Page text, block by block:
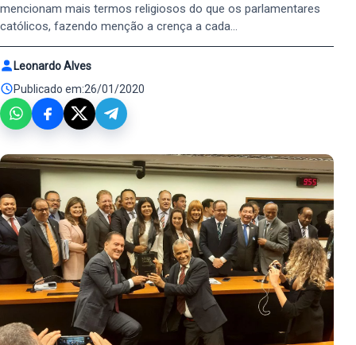
mencionam mais termos religiosos do que os parlamentares
católicos, fazendo menção a crença a cada…
Leonardo Alves
Publicado em:26/01/2020